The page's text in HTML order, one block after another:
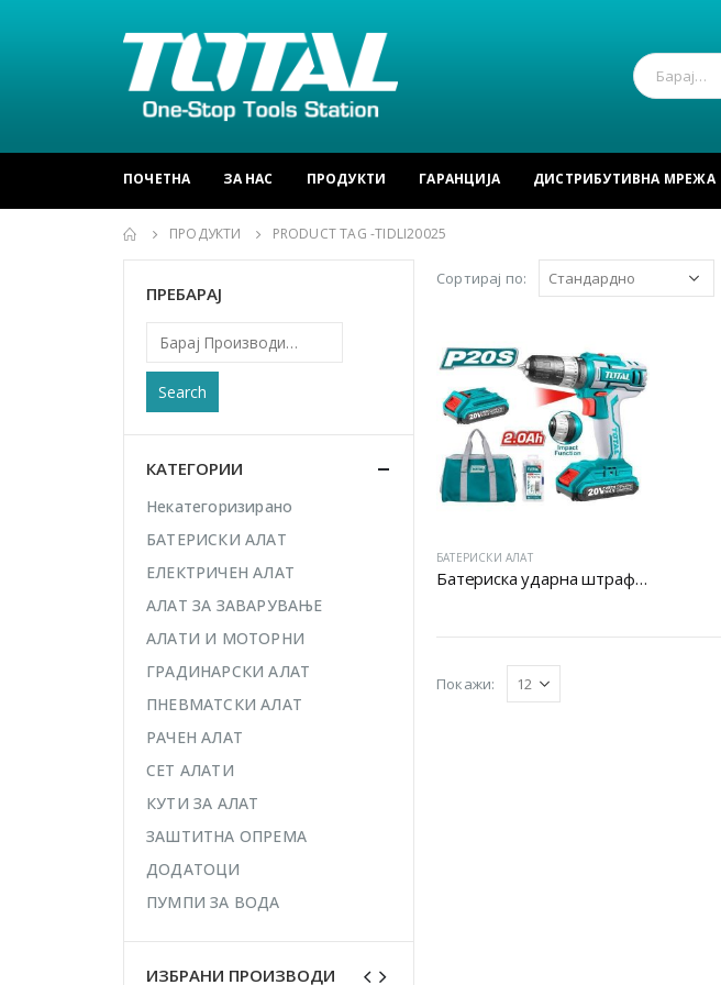
ПОЧЕТНА ЗА НАС ПРОДУКТИ ГАРАНЦИЈА ДИСТРИБУТИВНА МРЕЖА
ПРОДУКТИ PRODUCT TAG -TIDLI20025
Сортирај по:
БАТЕРИСКИ АЛАТ
Батериска ударна штрафилица
Покажи:
ПРЕБАРАЈ
Search
КАТЕГОРИИ
Некатегоризирано
БАТЕРИСКИ АЛАТ
ЕЛЕКТРИЧЕН АЛАТ
АЛАТ ЗА ЗАВАРУВАЊЕ
АЛАТИ И МОТОРНИ
ГРАДИНАРСКИ АЛАТ
ПНЕВМАТСКИ АЛАТ
РАЧЕН АЛАТ
СЕТ АЛАТИ
КУТИ ЗА АЛАТ
ЗАШТИТНА ОПРЕМА
ДОДАТОЦИ
ПУМПИ ЗА ВОДА
ИЗБРАНИ ПРОИЗВОДИ